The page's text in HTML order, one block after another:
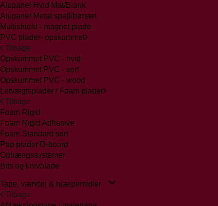
Alupanel Hvid Mat/Blank
Alupanel Metal spejl/børstet
Multishield - magnet plade
PVC plader- opskummet
Tilbage
Opskummet PVC - hvid
Opskummet PVC - sort
Opskummet PVC - wood
Letvægtsplader / Foam plader
Tilbage
Foam Rigid
Foam Rigid Adhesive
Foam Standard sort
Pap plader D-board
Ophængssystemer
Bits og knivblade
Tape, værktøj & hjælpemidler
Tilbage